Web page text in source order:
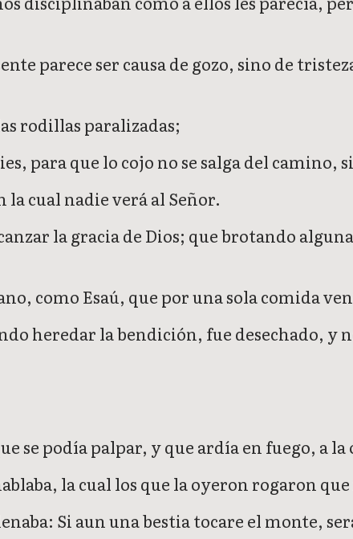
parece ser causa de gozo, sino de
rodillas paralizadas;
para que lo cojo no se salga del camino,
la cual nadie verá al Señor.
la gracia de Dios; que brotando
como Esaú, que por una sola comida
heredar la bendición, fue desechado,
se podía palpar, y que ardía en fuego, a
la cual los que la oyeron rogaron que
Si aun una bestia tocare el monte,